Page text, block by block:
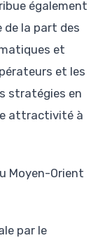
également
de la part des
et
et les
stratégies en
attractivité à
Moyen-Orient
par le